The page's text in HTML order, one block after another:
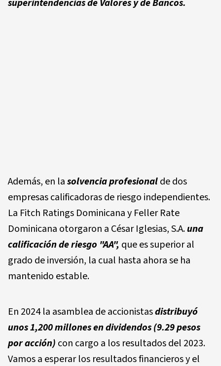
superintendencias de Valores y de Bancos.
Además, en lasolvencia profesionalde dos
empresas calificadoras de riesgo independientes.
La Fitch Ratings Dominicana y Feller Rate
Dominicana otorgaron a César Iglesias, S.A.una
calificación de riesgo "AA", que es superior al
grado de inversión, la cual hasta ahora se ha
mantenido estable.
En 2024 la asamblea de accionistasdistribuyó
unos 1,200 millones en dividendos (9.29 pesos
por acción) con cargo a los resultados del 2023.
Vamos a esperar los resultados financieros y el